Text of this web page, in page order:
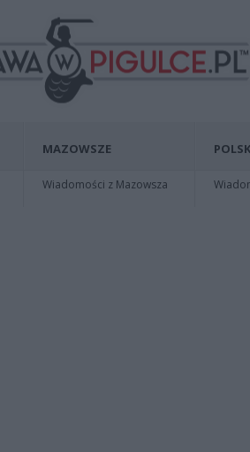
MAZOWSZE
Wiadomości z Mazowsza